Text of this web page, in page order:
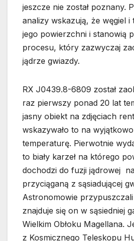
jeszcze nie został poznany.
analizy wskazują, że węgiel i
jego powierzchni i stanowią
procesu, który zazwyczaj
jądrze gwiazdy.
RX J0439.8-6809 został
raz pierwszy ponad 20 lat
jasny obiekt na zdjęciach
wskazywało to na
temperaturę. Pierwotnie
to biały karzeł na którego
dochodzi do fuzji jądrowej
przyciąganą z sąsiadującej
Astronomowie
znajduje się on w sąsiedniej
Wielkim Obłoku Magellana.
z Kosmicznego Teleskopu